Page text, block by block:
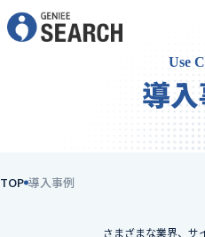
Use
導
TOP 導入事例
さまざまな業界、サ